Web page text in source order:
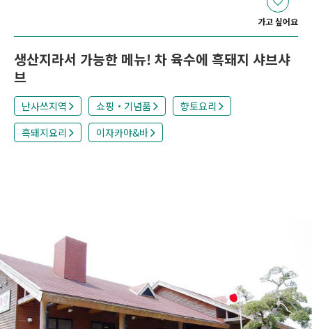
가고 싶어요
생산지라서 가능한 메뉴! 차 육수에 흑돼지 샤브샤
브
난사쓰지역 쇼핑・기념품
향토요리
흑돼지요리
이자카야&바